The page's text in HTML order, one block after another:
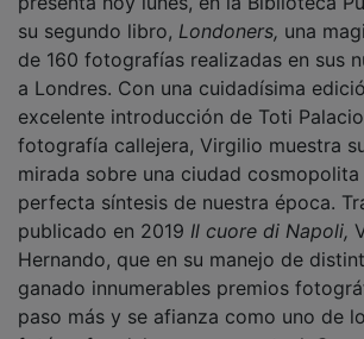
su segundo libro,Londoners,una
de 160 fotografías realizadas en sus
a Londres. Con una cuidadísima
excelente introducción de Toti
fotografía callejera, Virgilio muestra
mirada sobre una ciudad cosmopolita
perfecta síntesis de nuestra época.
publicado en 2019Il cuore di Napoli,
Hernando, que en su manejo de
ganado innumerables premios
paso más y se afianza como uno de
fotógrafos del panorama actual.